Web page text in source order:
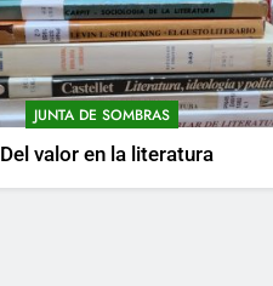
JUNTA DE SOMBRAS
Del valor en la literatura